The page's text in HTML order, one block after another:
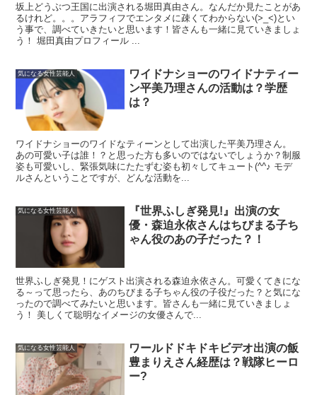
坂上どうぶつ王国に出演される堀田真由さん。なんだか見たことがあ
るけれど。。。アラフィフでエンタメに疎くてわからない(>_<)とい
う事で、調べていきたいと思います！皆さんも一緒に見ていきましょ
う！ 堀田真由プロフィール ...
気になる女性芸能人
ワイドナショーのワイドナティー
ン平美乃理さんの活動は？学歴
は？
ワイドナショーのワイドなティーンとして出演した平美乃理さん。
あの可愛い子は誰！？と思った方も多いのではないでしょうか？制服
姿も可愛いし、緊張気味にたたずむ姿も初々してキュート(^^♪ モデ
ルさんということですが、どんな活動を...
気になる女性芸能人
『世界ふしぎ発見!』出演の女
優・森迫永依さんはちびまる子ち
ゃん役のあの子だった？！
世界ふしぎ発見！にゲスト出演される森迫永依さん。可愛くてきにな
る～って思ったら、あのちびまる子ちゃん役の子役だった？と気にな
ったので調べてみたいと思います。皆さんも一緒に見ていきましょ
う！ 美しくて聡明なイメージの女優さんで...
気になる女性芸能人
ワールドドキドキビデオ出演の飯
豊まりえさん経歴は？戦隊ヒーロ
ー?